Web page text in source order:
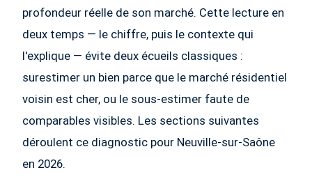
profondeur réelle de son marché. Cette lecture en
deux temps — le chiffre, puis le contexte qui
l'explique — évite deux écueils classiques :
surestimer un bien parce que le marché résidentiel
voisin est cher, ou le sous-estimer faute de
comparables visibles. Les sections suivantes
déroulent ce diagnostic pour Neuville-sur-Saône
en 2026.